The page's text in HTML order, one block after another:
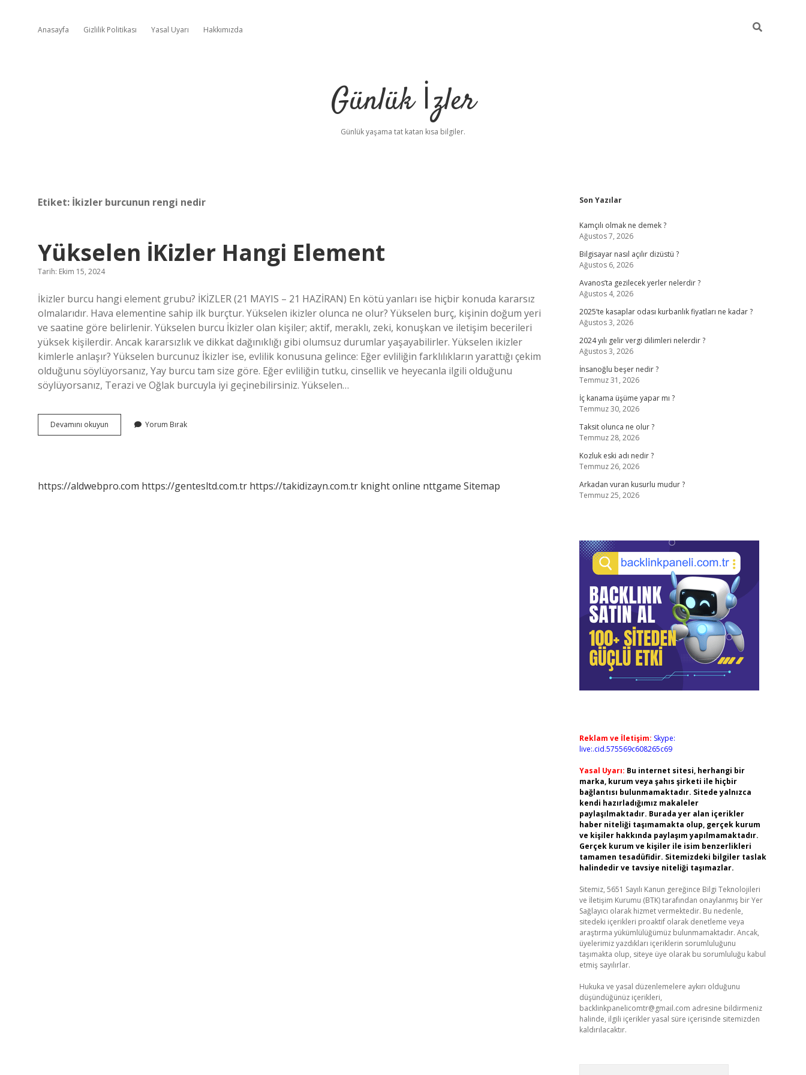
Anasayfa Gizlilik Politikası Yasal Uyarı Hakkımızda
Günlük İzler
Günlük yaşama tat katan kısa bilgiler.
Etiket: İkizler burcunun rengi nedir
Yükselen İKizler Hangi Element
Tarih: Ekim 15, 2024
İkizler burcu hangi element grubu? İKİZLER (21 MAYIS – 21 HAZİRAN) En kötü yanları ise hiçbir konuda kararsız
olmalarıdır. Hava elementine sahip ilk burçtur. Yükselen ikizler olunca ne olur? Yükselen burç, kişinin doğum yeri
ve saatine göre belirlenir. Yükselen burcu İkizler olan kişiler; aktif, meraklı, zeki, konuşkan ve iletişim becerileri
yüksek kişilerdir. Ancak kararsızlık ve dikkat dağınıklığı gibi olumsuz durumlar yaşayabilirler. Yükselen ikizler
kimlerle anlaşır? Yükselen burcunuz İkizler ise, evlilik konusuna gelince: Eğer evliliğin farklılıkların yarattığı çekim
olduğunu söylüyorsanız, Yay burcu tam size göre. Eğer evliliğin tutku, cinsellik ve heyecanla ilgili olduğunu
söylüyorsanız, Terazi ve Oğlak burcuyla iyi geçinebilirsiniz. Yükselen…
Devamını okuyun Yükselen
İKizler
Yorum Bırak
https://aldwebpro.com https://gentesltd.com.tr https://takidizayn.com.tr knight online nttgame Sitemap
Sidebar
Son Yazılar
Kamçılı olmak ne demek ?
Ağustos 7, 2026
Bilgisayar nasıl açılır dizüstü ?
Ağustos 6, 2026
Avanos’ta gezilecek yerler nelerdir ?
Ağustos 4, 2026
2025’te kasaplar odası kurbanlık fiyatları ne kadar ?
Ağustos 3, 2026
2024 yılı gelir vergi dilimleri nelerdir ?
Ağustos 3, 2026
İnsanoğlu beşer nedir ?
Temmuz 31, 2026
İç kanama üşüme yapar mı ?
Temmuz 30, 2026
Taksit olunca ne olur ?
Temmuz 28, 2026
Kozluk eski adı nedir ?
Temmuz 26, 2026
Arkadan vuran kusurlu mudur ?
Temmuz 25, 2026
Reklam ve İletişim: Skype:
live:.cid.575569c608265c69
Yasal Uyarı: Bu internet sitesi, herhangi bir
marka, kurum veya şahıs şirketi ile hiçbir
bağlantısı bulunmamaktadır. Sitede yalnızca
kendi hazırladığımız makaleler
paylaşılmaktadır. Burada yer alan içerikler
haber niteliği taşımamakta olup, gerçek kurum
ve kişiler hakkında paylaşım yapılmamaktadır.
Gerçek kurum ve kişiler ile isim benzerlikleri
tamamen tesadüfidir. Sitemizdeki bilgiler taslak
halindedir ve tavsiye niteliği taşımazlar.
Sitemiz, 5651 Sayılı Kanun gereğince Bilgi Teknolojileri
ve İletişim Kurumu (BTK) tarafından onaylanmış bir Yer
Sağlayıcı olarak hizmet vermektedir. Bu nedenle,
sitedeki içerikleri proaktif olarak denetleme veya
araştırma yükümlülüğümüz bulunmamaktadır. Ancak,
üyelerimiz yazdıkları içeriklerin sorumluluğunu
taşımakta olup, siteye üye olarak bu sorumluluğu kabul
etmiş sayılırlar.
Hukuka ve yasal düzenlemelere aykırı olduğunu
düşündüğünüz içerikleri,
backlinkpanelicomtr@gmail.com adresine bildirmeniz
halinde, ilgili içerikler yasal süre içerisinde sitemizden
kaldırılacaktır.